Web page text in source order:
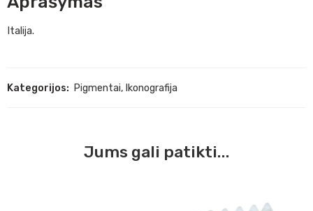
Italija.
Kategorijos: Pigmentai, Ikonografija
Jums gali patikti...